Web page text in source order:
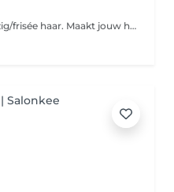
De ideale behandeling voor pluizig/frisée haar. Maakt jouw haar voor 80% sluik, zorgt voor een minimum aan styling, een kortere droogtijd en voor massa's glans. = onmiddellijk resultaat Resultaat blijft toto 6 maand lang. Verzorgingsproducten + snit & brushing inbegrepen.